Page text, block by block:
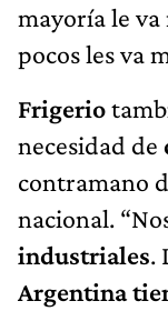
mayoría le va
pocos les va
Frigerio
necesidad de
contramano
nacional.
industriales.
Argentina